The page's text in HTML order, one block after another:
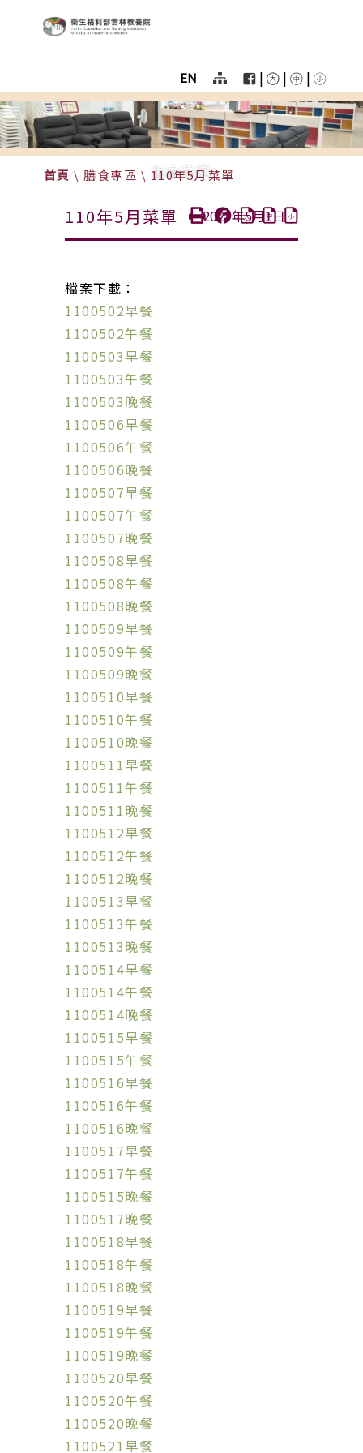
跳至主要區塊
衛生福利部雲林教養院
menu
EN | |
|
Homepage
menu
color
膳食專區
首頁 \ 膳食專區 \ 110年5月菜單
110年5月菜單 2021年5月1日
檔案下載：
1100502早餐
1100502午餐
1100503早餐
1100503午餐
1100503晚餐
1100506早餐
1100506午餐
1100506晚餐
1100507早餐
1100507午餐
1100507晚餐
1100508早餐
1100508午餐
1100508晚餐
1100509早餐
1100509午餐
1100509晚餐
1100510早餐
1100510午餐
1100510晚餐
1100511早餐
1100511午餐
1100511晚餐
1100512早餐
1100512午餐
1100512晚餐
1100513早餐
1100513午餐
1100513晚餐
1100514早餐
1100514午餐
1100514晚餐
1100515早餐
1100515午餐
1100516早餐
1100516午餐
1100516晚餐
1100517早餐
1100517午餐
1100515晚餐
1100517晚餐
1100518早餐
1100518午餐
1100518晚餐
1100519早餐
1100519午餐
1100519晚餐
1100520早餐
1100520午餐
1100520晚餐
1100521早餐